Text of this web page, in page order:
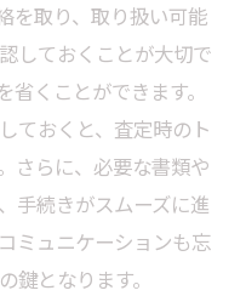
を取り、取り扱い可能
しておくことが大切で
くことができます。
ておくと、査定時のト
さらに、必要な書類や
手続きがスムーズに進
ミュニケーションも忘
鍵となります。